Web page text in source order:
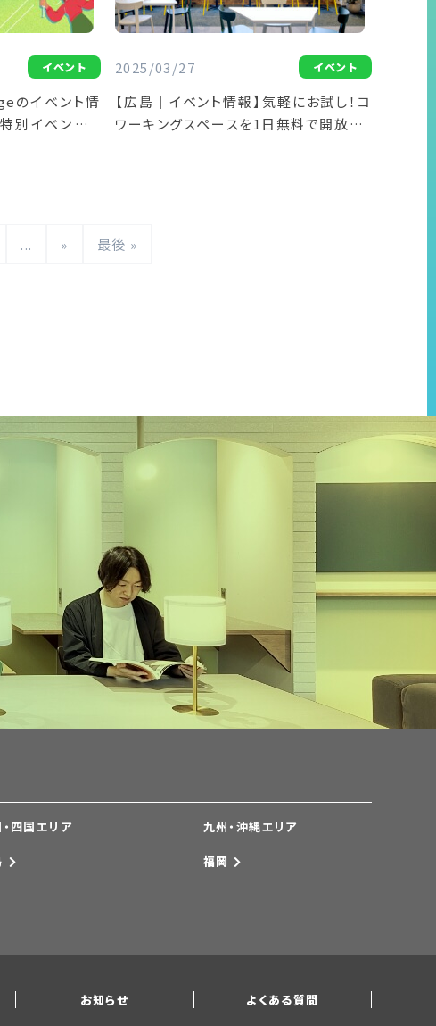
イベント
のイベント情
イベントを
2025/03/27 イベント
【広島｜イベント情報】気軽にお試し！コ
ワーキングスペースを1日無料で開放「コ
... » 最後 »
四国エリア 九州・沖縄エリア
福岡
お知らせ よくある質問